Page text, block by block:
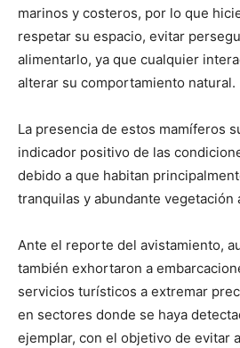
marinos y costeros, por lo que
respetar su espacio, evitar
alimentarlo, ya que cualquier
alterar su comportamiento natural.
La presencia de estos mamíferos
indicador positivo de las
debido a que habitan
tranquilas y abundante vegetación
Ante el reporte del avistamiento,
también exhortaron a
servicios turísticos a extremar
en sectores donde se haya
ejemplar, con el objetivo de evitar